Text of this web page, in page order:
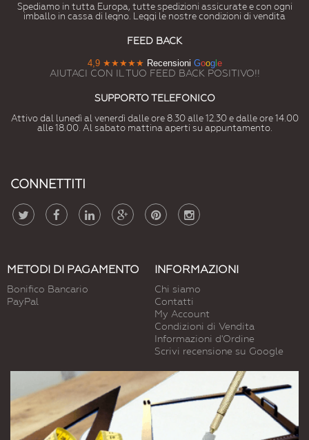
Spediamo in tutta Europa, tutte spedizioni assicurate e con ogni
imballo in cassa di legno. Leggi le nostre condizioni di vendita
FEED BACK
4,9 ★★★★★ Recensioni Google
AIUTACI CON IL TUO FEED BACK POSITIVO!!
SUPPORTO TELEFONICO
Attivo dal lunedì al venerdì dalle ore 8.30 alle 12.30 e dalle ore 14.00
alle 18.00. Al sabato mattina aperti su appuntamento.
CONNETTITI
METODI DI PAGAMENTO
Bonifico Bancario
PayPal
INFORMAZIONI
Chi siamo
Contatti
My Account
Condizioni di Vendita
Informazioni d'Ordine
Scrivi recensione su Google